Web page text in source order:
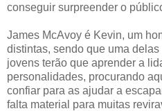
conseguir surpreender o
James McAvoy é Kevin, um
distintas, sendo que uma
jovens terão que aprender a
personalidades, procurando
confiar para as ajudar a
falta material para muitas